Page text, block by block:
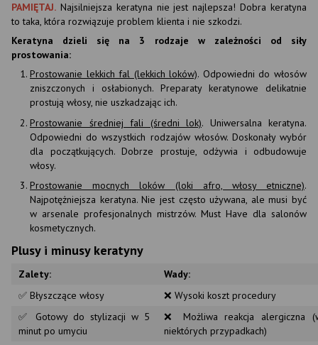
PAMIĘTAJ. Najsilniejsza keratyna nie jest najlepsza! Dobra keratyna
to taka, która rozwiązuje problem klienta i nie szkodzi.
Keratyna dzieli się na 3 rodzaje w zależności od siły
prostowania:
Prostowanie lekkich fal (lekkich loków). Odpowiedni do włosów
zniszczonych i osłabionych. Preparaty keratynowe delikatnie
prostują włosy, nie uszkadzając ich.
Prostowanie średniej fali (średni lok). Uniwersalna keratyna.
Odpowiedni do wszystkich rodzajów włosów. Doskonały wybór
dla początkujących. Dobrze prostuje, odżywia i odbudowuje
włosy.
Prostowanie mocnych loków (loki afro, włosy etniczne).
Najpotężniejsza keratyna. Nie jest często używana, ale musi być
w arsenale profesjonalnych mistrzów. Must Have dla salonów
kosmetycznych.
Plusy i minusy keratyny
Zalety:
Wady:
✅ Błyszczące włosy
❌ Wysoki koszt procedury
✅ Gotowy do stylizacji w 5
minut po umyciu
❌ Możliwa reakcja alergiczna
niektórych przypadkach)